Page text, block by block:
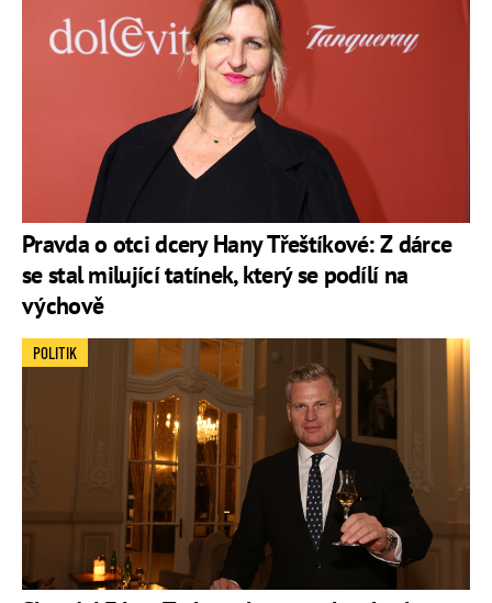
Pravda o otci dcery Hany Třeštíkové: Z dárce
se stal milující tatínek, který se podílí na
výchově
POLITIK